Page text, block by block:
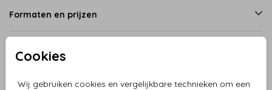
Cookies
Wij gebruiken cookies en vergelijkbare technieken om een
Formaten en prijzen
Productinformatie